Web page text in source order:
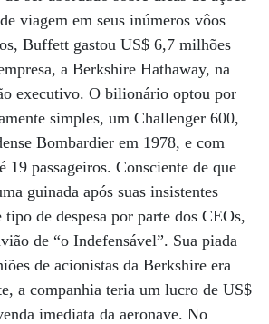
viagem em seus inúmeros vôos
Buffett gastou US$ 6,7 milhões
a Berkshire Hathaway, na
executivo. O bilionário optou por
simples, um Challenger 600,
Bombardier em 1978, e com
19 passageiros. Consciente de que
guinada após suas insistentes
de despesa por parte dos CEOs,
de “o Indefensável”. Sua piada
de acionistas da Berkshire era
a companhia teria um lucro de US$
imediata da aeronave. No